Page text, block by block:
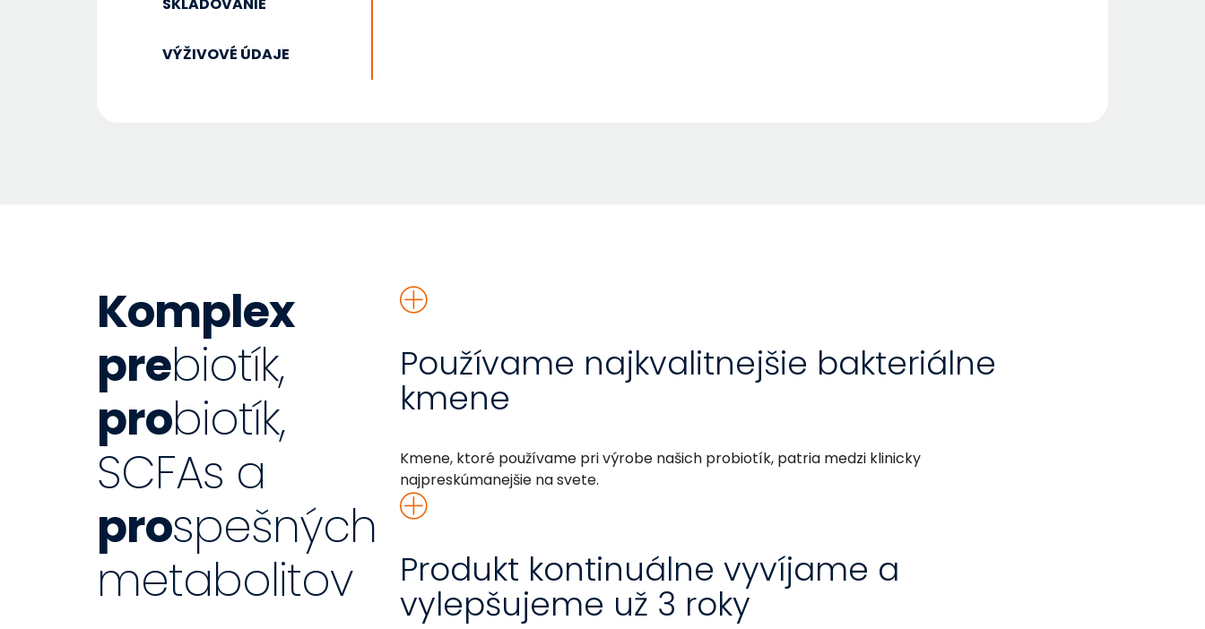
SKLADOVANIE
VÝŽIVOVÉ ÚDAJE
Komplex
prebiotík,
probiotík,
SCFAs a
prospešných
metabolitov
Používame najkvalitnejšie bakteriálne
kmene
Kmene, ktoré používame pri výrobe našich probiotík, patria medzi klinicky
najpreskúmanejšie na svete.
Produkt kontinuálne vyvíjame a
vylepšujeme už 3 roky